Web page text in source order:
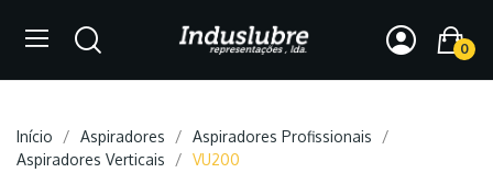
0
Início Aspiradores
Aspiradores Profissionais
Aspiradores Verticais
VU200